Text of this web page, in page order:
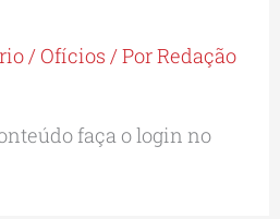
/ Ofícios / PorRedação
faça o login no